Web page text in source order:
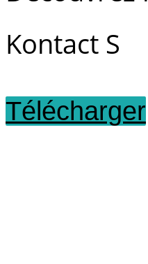
Kontact S
Télécharger